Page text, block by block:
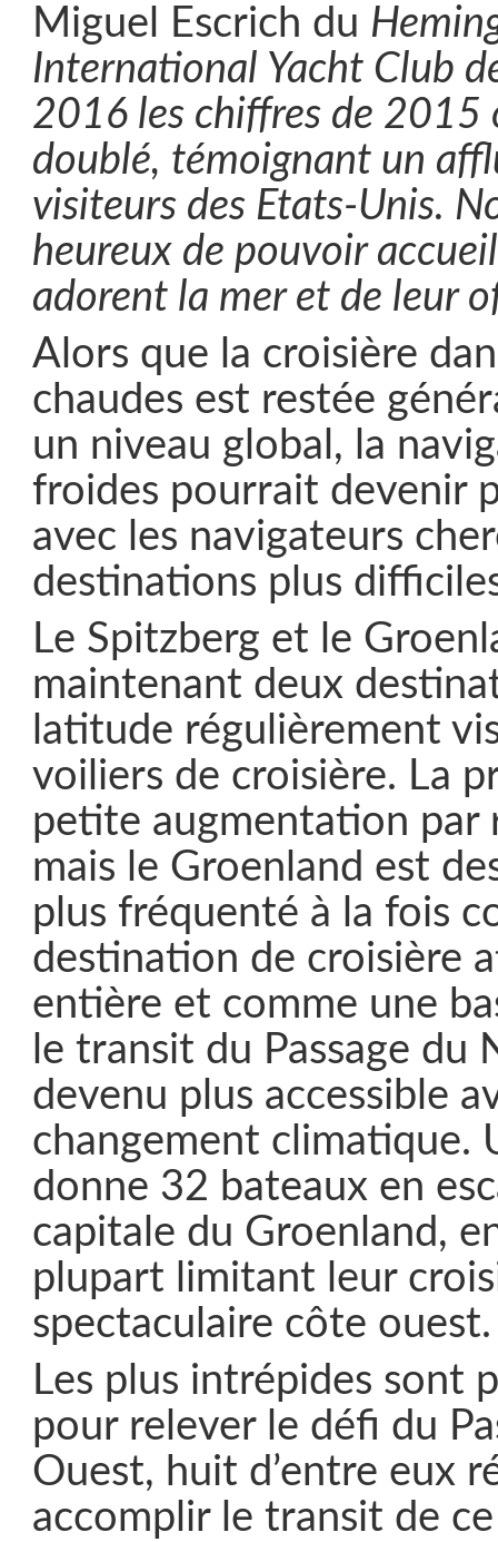
Miguel Escrich du
International Yacht Club
2016 les chiffres de 2015
doublé, témoignant un
visiteurs des Etats-Unis.
heureux de pouvoir
adorent la mer et de leur
Alors que la croisière
chaudes est restée
un niveau global, la
froides pourrait devenir
avec les navigateurs
destinations plus
Le Spitzberg et le
maintenant deux
latitude régulièrement
voiliers de croisière. La
petite augmentation par
mais le Groenland est
plus fréquenté à la fois
destination de croisière
entière et comme une
le transit du Passage du
devenu plus accessible
changement climatique.
donne 32 bateaux en
capitale du Groenland,
plupart limitant leur
spectaculaire côte ouest.
Les plus intrépides sont
pour relever le défi du
Ouest, huit d’entre eux
accomplir le transit de